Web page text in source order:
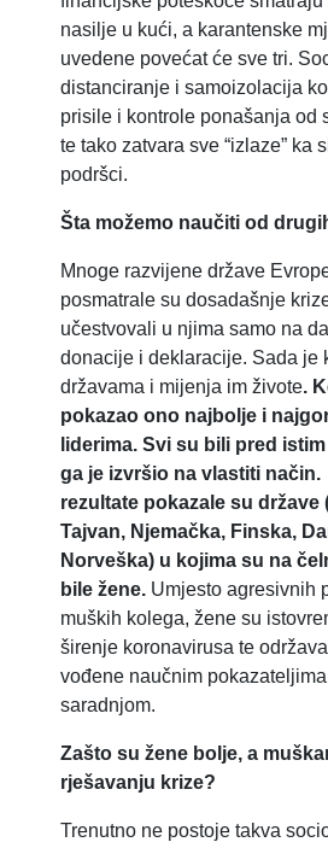
nasilje u kući, a karantenske
uvedene povećat će sve tri.
distanciranje i samoizolacija
prisile i kontrole ponašanja od
te tako zatvara sve “izlaze” ka
podršci.
Šta možemo naučiti od
Mnoge razvijene države
posmatrale su dosadašnje
učestvovali u njima samo na
donacije i deklaracije. Sada je
državama i mijenja im živote.
pokazao ono najbolje i
liderima. Svi su bili pred
ga je izvršio na vlastiti
rezultate pokazale su države
Tajvan, Njemačka, Finska,
Norveška) u kojima su na
bile žene. Umjesto agresivnih
muških kolega, žene su
širenje koronavirusa te
vođene naučnim
saradnjom.
Zašto su žene bolje, a
rješavanju krize?
Trenutno ne postoje takva